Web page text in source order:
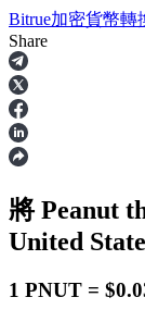
合約
Bitrue加密貨幣轉
Share
將 Peanut
United
1 PNUT =